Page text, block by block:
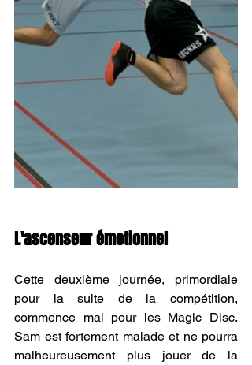
L'ascenseur émotionnel
Cette deuxième journée, primordiale
pour la suite de la compétition,
commence mal pour les Magic Disc.
Sam est fortement malade et ne pourra
malheureusement plus jouer de la